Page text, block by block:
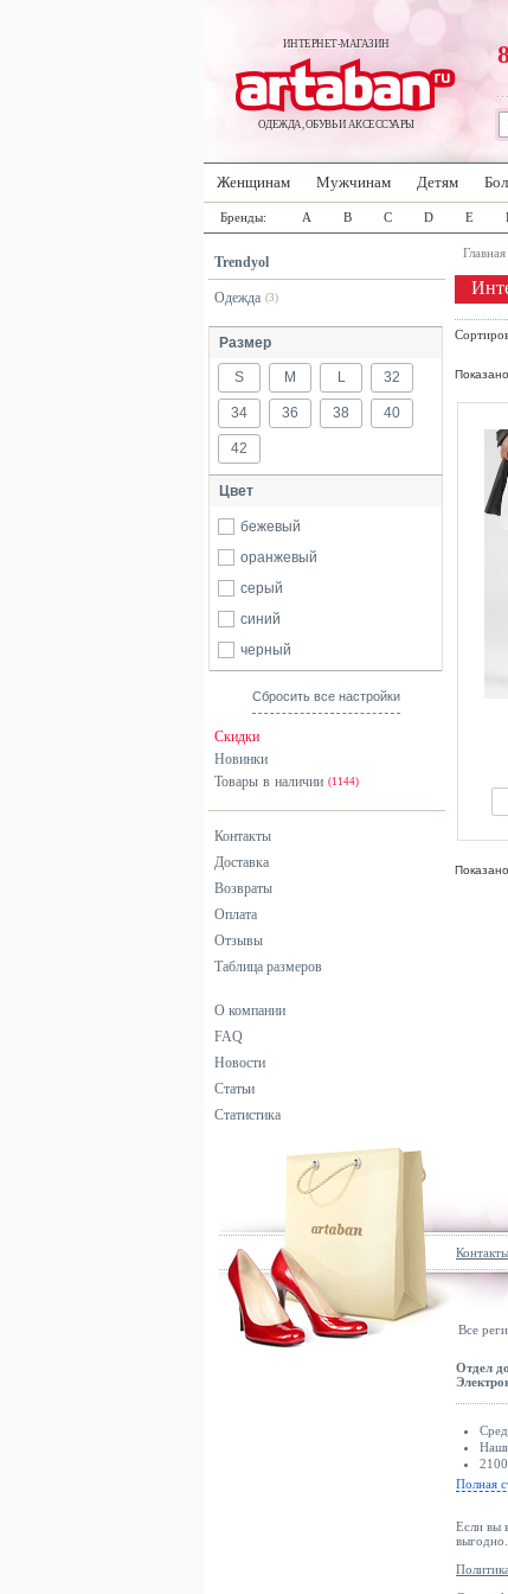
ИНТЕРНЕТ-МАГАЗИН
ОДЕЖДА, ОБУВЬ И АКСЕССУАРЫ
Женщинам Мужчинам Детям
Бренды: A B C D E
Trendyol
Одежда (3)
Размер
S M L 32
34 36 38 40
42
Цвет
бежевый
оранжевый
серый
синий
черный
Сбросить все настройки
Скидки
Новинки
Товары в наличии (1144)
Контакты
Доставка
Возвраты
Оплата
Отзывы
Таблица размеров
О компании
FAQ
Новости
Статьи
Статистика
Главная
Показано
Показано
Контакты
Все
Отдел
Полная
Если вы
выгодно.